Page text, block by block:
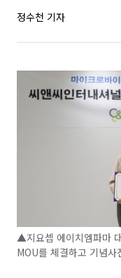
정수천 기자
▲지요셉 에이치엠파마
MOU를 체결하고 기념